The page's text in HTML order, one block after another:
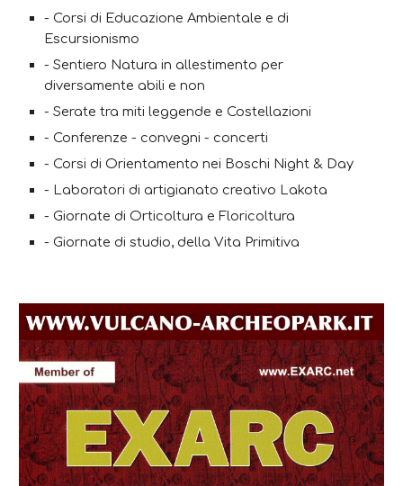
- Corsi di Educazione Ambientale e di
Escursionismo
- Sentiero Natura in allestimento per
diversamente abili e non
- Serate tra miti leggende e Costellazioni
- Conferenze - convegni - concerti
- Corsi di Orientamento nei Boschi Night & Day
- Laboratori di artigianato creativo Lakota
- Giornate di Orticoltura e Floricoltura
- Giornate di studio, della Vita Primitiva